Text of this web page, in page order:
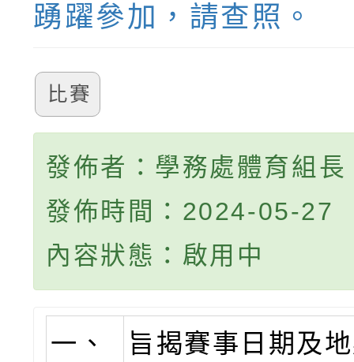
踴躍參加，請查照。
比賽
發佈者：學務處體育組長
發佈時間：2024-05-27
內容狀態：啟用中
一、 旨揭賽事日期及